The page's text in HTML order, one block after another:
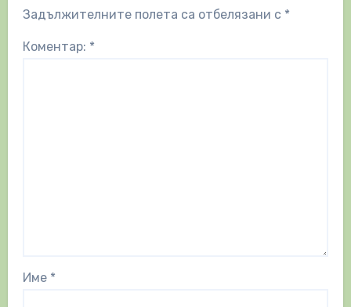
Задължителните полета са отбелязани с *
Коментар: *
Име *